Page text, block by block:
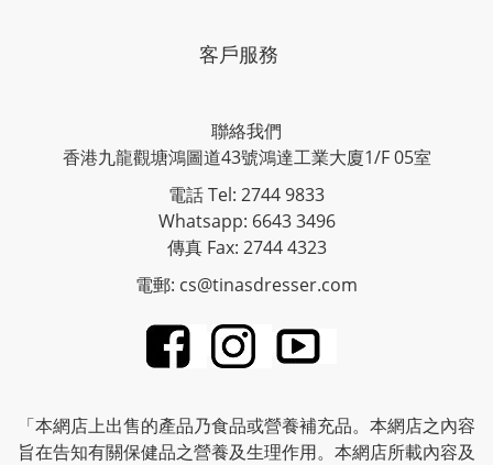
客戶服務
聯絡我們
香港九龍觀塘鴻圖道43號鴻達工業大廈1/F 05室
電話 Tel: 2744 9833
Whatsapp: 6643 3496
傳真 Fax: 2744 4323
電郵: cs@tinasdresser.com
「本網店上出售的產品乃食品或營養補充品。本網店之內容
旨在告知有關保健品之營養及生理作用。本網店所載內容及